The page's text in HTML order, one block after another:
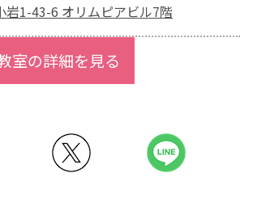
岩1-43-6 オリムピアビル7階
室の詳細を見る